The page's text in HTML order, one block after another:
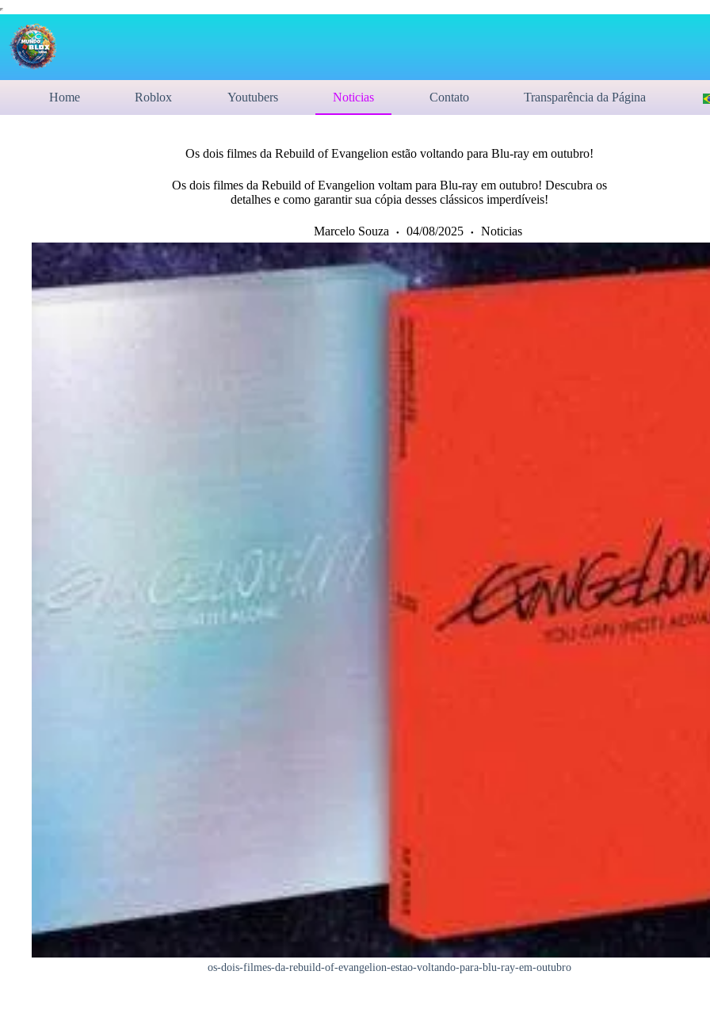
Home Roblox Youtubers Noticias Contato Transparência da Página
Os dois filmes da Rebuild of Evangelion estão voltando para Blu-ray em outubro!
Os dois filmes da Rebuild of Evangelion voltam para Blu-ray em outubro! Descubra os
detalhes e como garantir sua cópia desses clássicos imperdíveis!
Marcelo Souza 04/08/2025 Noticias
os-dois-filmes-da-rebuild-of-evangelion-estao-voltando-para-blu-ray-em-outubro